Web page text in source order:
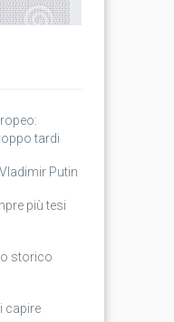
tardi
Putin
più tesi
storico
capire